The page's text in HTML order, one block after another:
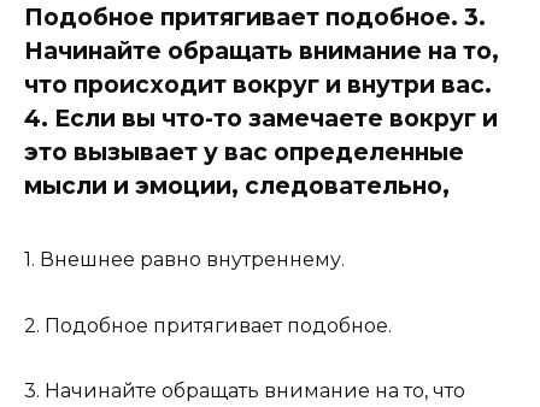
Подобное притягивает подобное. 3.
Начинайте обращать внимание на то,
что происходит вокруг и внутри вас.
4. Если вы что-то замечаете вокруг и
это вызывает у вас определенные
мысли и эмоции, следовательно,
1. Внешнее равно внутреннему.
2. Подобное притягивает подобное.
3. Начинайте обращать внимание на то, что